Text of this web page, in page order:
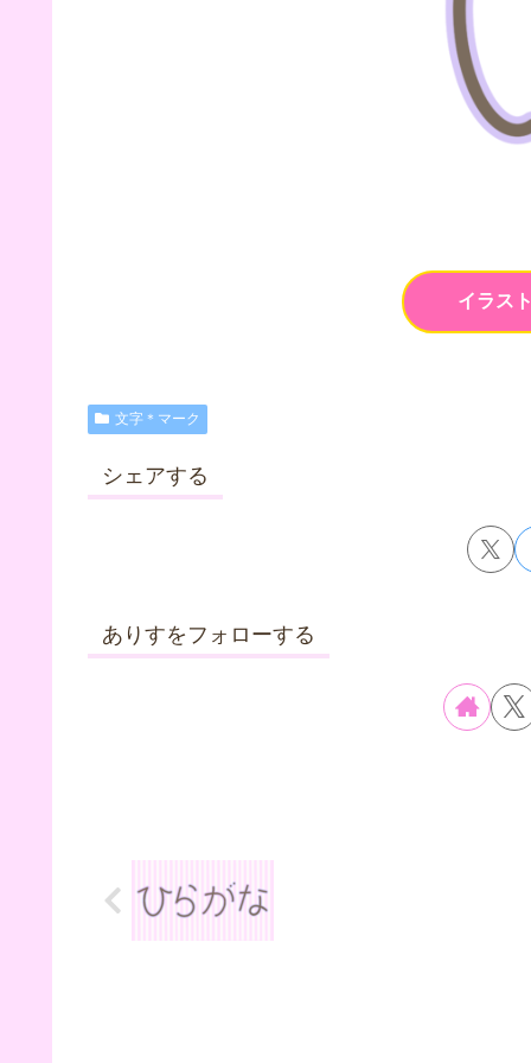
イラス
文字＊マーク
シェアする
ありすをフォローする